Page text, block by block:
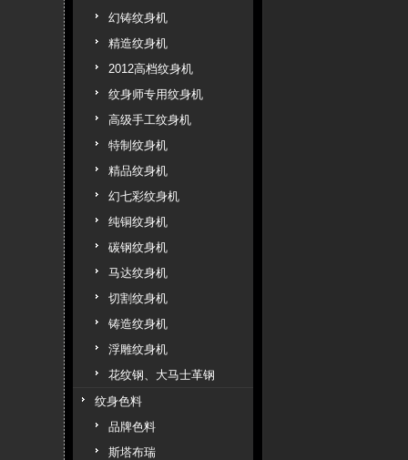
幻铸纹身机
精造纹身机
2012高档纹身机
纹身师专用纹身机
高级手工纹身机
特制纹身机
精品纹身机
幻七彩纹身机
纯铜纹身机
碳钢纹身机
马达纹身机
切割纹身机
铸造纹身机
浮雕纹身机
花纹钢、大马士革钢
纹身色料
品牌色料
斯塔布瑞